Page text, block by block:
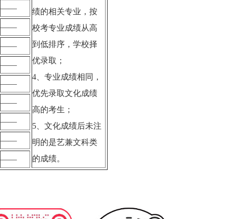
绩的相关专业，按
校考专业成绩从高
到低排序，学校择
优录取；
4、专业成绩相同，
优先录取文化成绩
高的考生；
5、文化成绩后未注
明的是艺兼文科类
的成绩。
——
——
——
——
——
——
——
——
——